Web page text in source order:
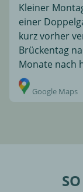
Kleiner
einer
kurz vorher
Brückentag
Monate nach
Sonst war die
Google Maps